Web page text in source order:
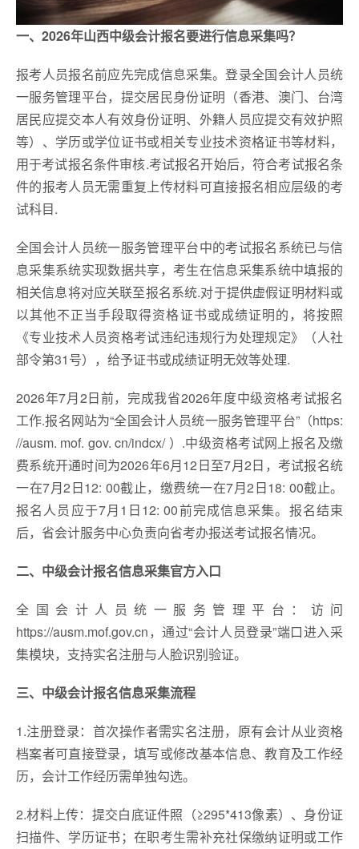
一、2026年山西中级会计报名要进行信息采集吗？
报考人员报名前应先完成信息采集。登录全国会计人员统
一服务管理平台，提交居民身份证明（香港、澳门、台湾
居民应提交本人有效身份证明、外籍人员应提交有效护照
等）、学历或学位证书或相关专业技术资格证书等材料，
用于考试报名条件审核.考试报名开始后，符合考试报名条
件的报考人员无需重复上传材料可直接报名相应层级的考
试科目.
全国会计人员统一服务管理平台中的考试报名系统已与信
息采集系统实现数据共享，考生在信息采集系统中填报的
相关信息将对应关联至报名系统.对于提供虚假证明材料或
以其他不正当手段取得资格证书或成绩证明的，将按照
《专业技术人员资格考试违纪违规行为处理规定》（人社
部令第31号），给予证书或成绩证明无效等处理.
2026年7月2日前，完成我省2026年度中级资格考试报名
工作.报名网站为“全国会计人员统一服务管理平台”（https:
//ausm. mof. gov. cn/indcx/ ）.中级资格考试网上报名及缴
费系统开通时间为2026年6月12日至7月2日，考试报名统
一在7月2日12: 00截止，缴费统一在7月2日18: 00截止。
报名人员应于7月1日12: 00前完成信息采集。报名结束
后，省会计服务中心负责向省考办报送考试报名情况。
二、中级会计报名信息采集官方入口
全国会计人员统一服务管理平台：访问
https://ausm.mof.gov.cn，通过“会计人员登录”端口进入采
集模块，支持实名注册与人脸识别验证。
三、中级会计报名信息采集流程
1.注册登录：首次操作者需实名注册，原有会计从业资格
档案者可直接登录，填写或修改基本信息、教育及工作经
历，会计工作经历需单独勾选。
2.材料上传：提交白底证件照（≥295*413像素）、身份证
扫描件、学历证书；在职考生需补充社保缴纳证明或工作